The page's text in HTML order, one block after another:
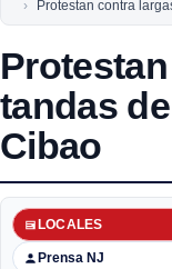
Protestan contra
tandas
Cibao
Prensa NJ
LOCALES